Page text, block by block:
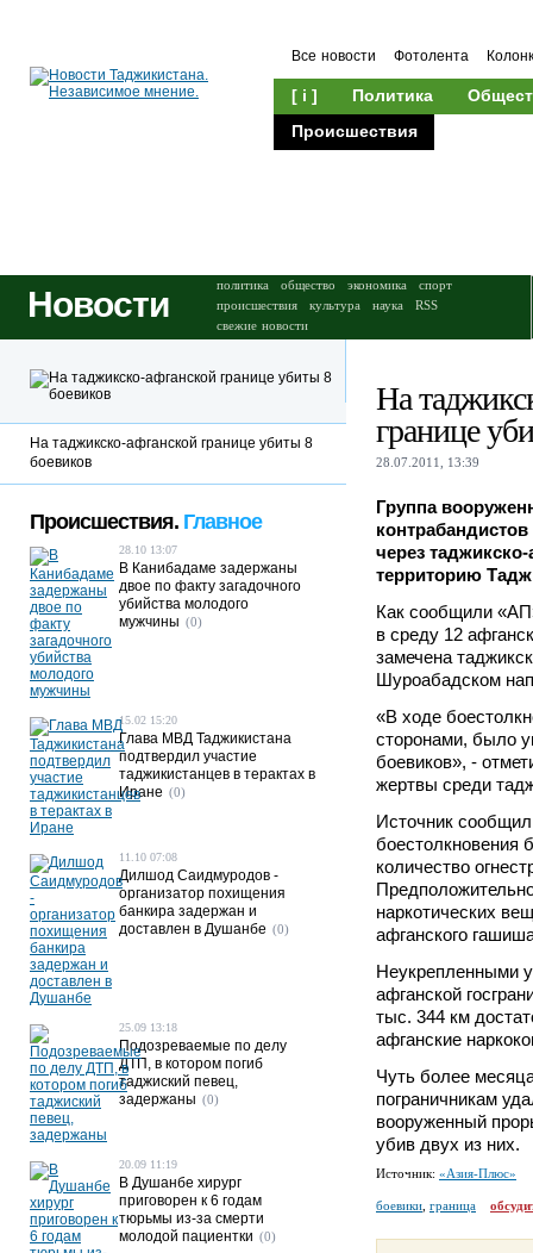
Все новости Фотолента
[ i ] Политика
Происшествия
Новости политика общество экономика
спорт
происшествия
культура наука
RSS
свежие новости
На
границе
28.07.2011, 13:39
Группа
через
территорию
Как сообщили
в среду 12
замечена
Шуроабадском
«В ходе
сторонами, было
боевиков», -
жертвы среди
Источник
боестолкновения
количество
наркотических
афганского
Неукрепленными
афганской
тыс. 344 км
афганские
Чуть более
пограничникам
вооруженный
убив двух из них.
Источник: «Азия-Плюс»
боевики граница
На таджикско-афганской границе убиты 8
боевиков
Происшествия. Главное
28.10 13:07
В Канибадаме задержаны
двое по факту загадочного
убийства молодого
мужчины (0)
15.02 15:20
Глава МВД Таджикистана
подтвердил участие
таджикистанцев в терактах в
Иране (0)
11.10 07:08
Дилшод Саидмуродов -
организатор похищения
банкира задержан и
доставлен в Душанбе (0)
25.09 13:18
Подозреваемые по делу
ДТП, в котором погиб
таджиский певец,
задержаны (0)
20.09 11:19
В Душанбе хирург
приговорен к 6 годам
тюрьмы из-за смерти
молодой пациентки (0)